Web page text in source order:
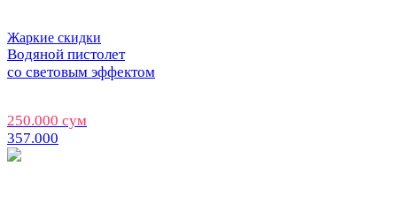
Жаркие скидки
Водяной пистолет
со световым эффектом
250.000 сум
357.000